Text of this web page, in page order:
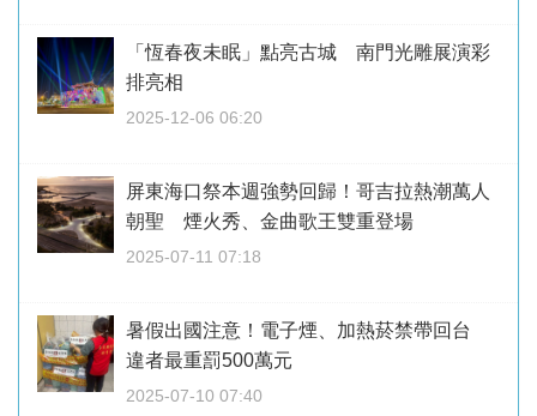
「恆春夜未眠」點亮古城 南門光雕展演彩
排亮相
2025-12-06 06:20
屏東海口祭本週強勢回歸！哥吉拉熱潮萬人
朝聖 煙火秀、金曲歌王雙重登場
2025-07-11 07:18
暑假出國注意！電子煙、加熱菸禁帶回台
違者最重罰500萬元
2025-07-10 07:40